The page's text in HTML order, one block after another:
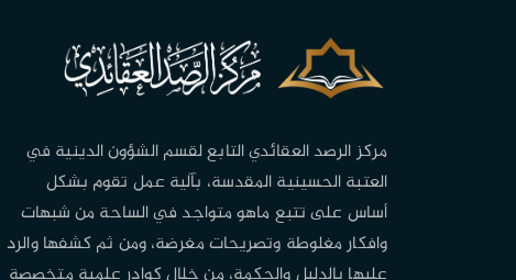
مركز الرصد العقائدي التابع لقسم الشؤون الدينية في
العتبة الحسينية المقدسة، بآلية عمل تقوم بشكل
أساس على تتبع ماهو متواجد في الساحة من شبهات
وافكار مغلوطة وتصريحات مغرضة، ومن ثم كشفها والرد